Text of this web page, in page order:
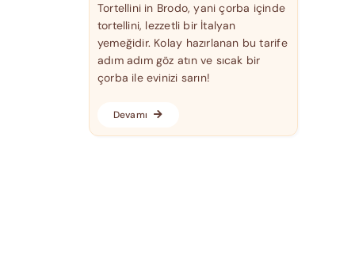
Tortellini in Brodo, yani çorba içinde
tortellini, lezzetli bir İtalyan
yemeğidir. Kolay hazırlanan bu tarife
adım adım göz atın ve sıcak bir
çorba ile evinizi sarın!
Devamı